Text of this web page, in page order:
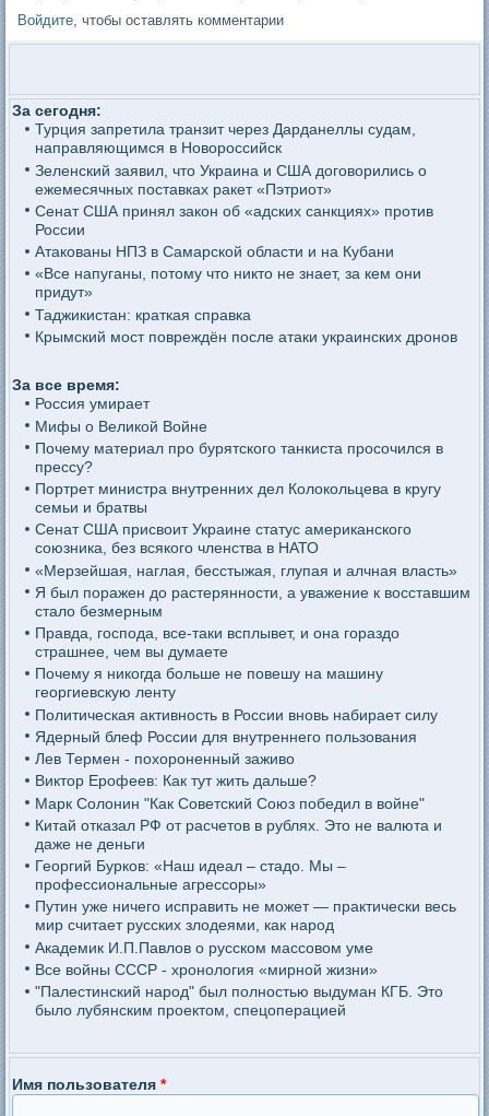
Войдите, чтобы оставлять комментарии
За сегодня:
Турция запретила транзит через Дарданеллы судам,
направляющимся в Новороссийск
Зеленский заявил, что Украина и США договорились о
ежемесячных поставках ракет «Пэтриот»
Сенат США принял закон об «адских санкциях» против
России
Атакованы НПЗ в Самарской области и на Кубани
«Все напуганы, потому что никто не знает, за кем они
придут»
Таджикистан: краткая справка
Крымский мост повреждён после атаки украинских дронов
За все время:
Россия умирает
Мифы о Великой Войне
Почему материал про бурятского танкиста просочился в
прессу?
Портрет министра внутренних дел Колокольцева в кругу
семьи и братвы
Сенат США присвоит Украине статус американского
союзника, без всякого членства в НАТО
«Мерзейшая, наглая, бесстыжая, глупая и алчная власть»
Я был поражен до растерянности, а уважение к восставшим
стало безмерным
Правда, господа, все-таки всплывет, и она гораздо
страшнее, чем вы думаете
Почему я никогда больше не повешу на машину
георгиевскую ленту
Политическая активность в России вновь набирает силу
Ядерный блеф России для внутреннего пользования
Лев Термен - похороненный заживо
Виктор Ерофеев: Как тут жить дальше?
Марк Солонин "Как Советский Союз победил в войне"
Китай отказал РФ от расчетов в рублях. Это не валюта и
даже не деньги
Георгий Бурков: «Наш идеал – стадо. Мы –
профессиональные агрессоры»
Путин уже ничего исправить не может — практически весь
мир считает русских злодеями, как народ
Академик И.П.Павлов о русском массовом уме
Все войны СССР - хронология «мирной жизни»
"Палестинский народ" был полностью выдуман КГБ. Это
было лубянским проектом, спецоперацией
Имя пользователя*